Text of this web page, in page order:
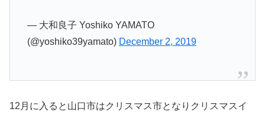
— 大和良子 Yoshiko YAMATO
(@yoshiko39yamato) December 2, 2019
12月に入ると山口市はクリスマス市となりクリスマスイ